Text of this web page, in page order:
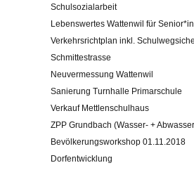
Impressum
Schulsozialarbeit
Lebenswertes Wattenwil für
Verkehrsrichtplan inkl.
Schmittestrasse
Neuvermessung Wattenwil
Sanierung Turnhalle Primarschule
Verkauf Mettlenschulhaus
ZPP Grundbach (Wasser- +
Bevölkerungsworkshop 01.11.2018
Dorfentwicklung